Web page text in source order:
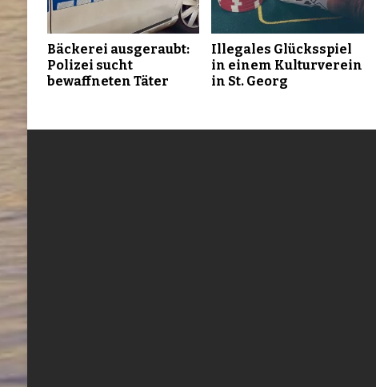
Bäckerei ausgeraubt:
Polizei sucht
bewaffneten Täter
Illegales Glücksspiel
in einem Kulturverein
in St. Georg